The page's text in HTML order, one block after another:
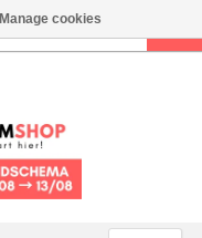
Manage cookies